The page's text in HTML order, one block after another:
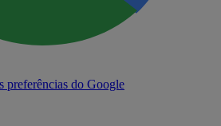
preferências do Google